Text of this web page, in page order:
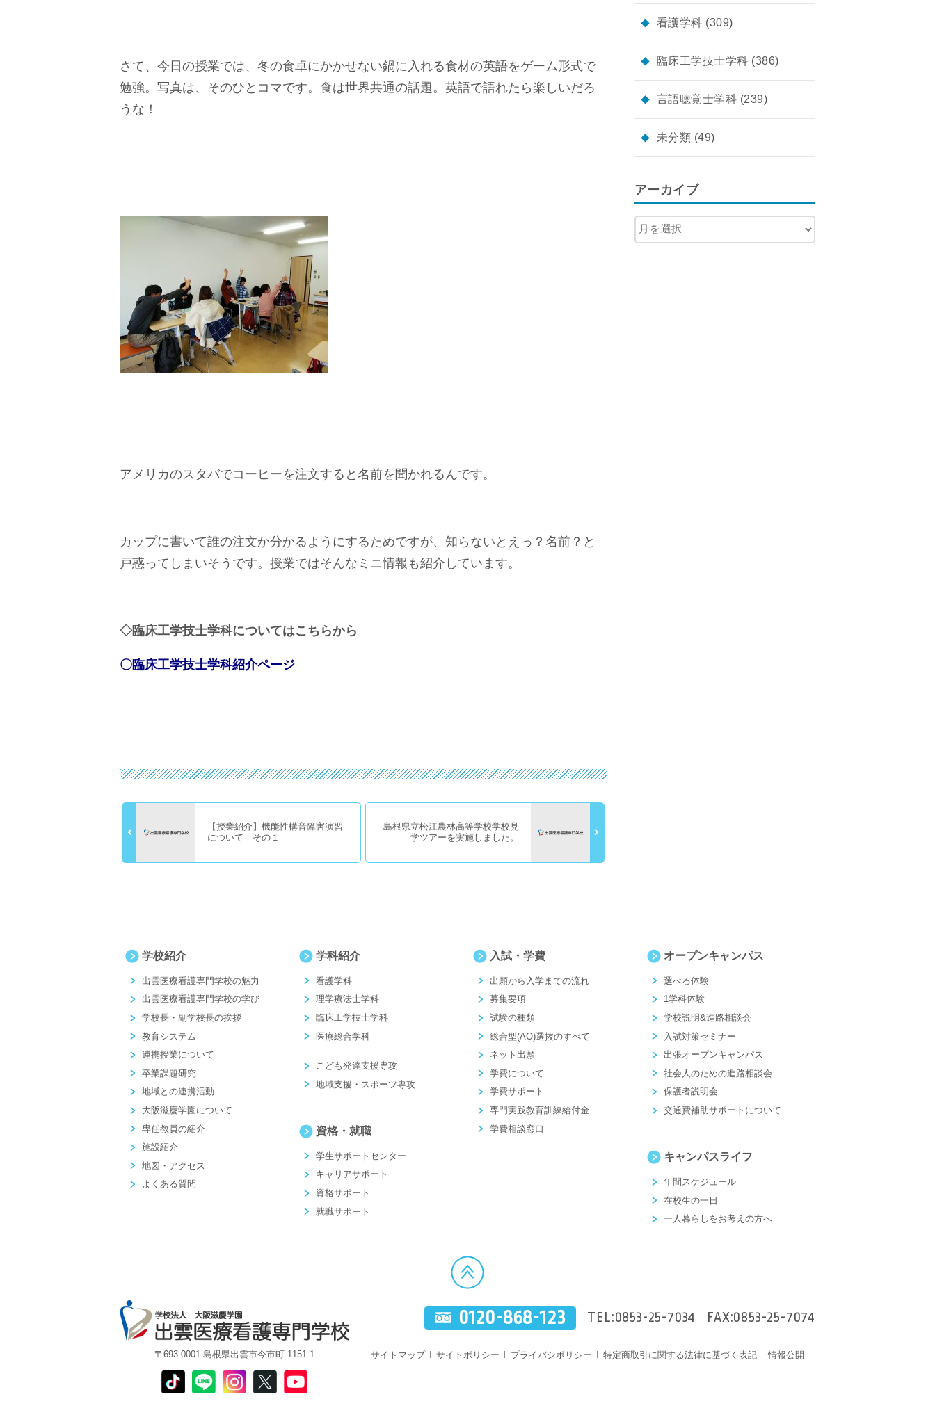
さて、今日の授業では、冬の食卓にかかせない鍋に入れる食材の英語をゲーム形式で
勉強。写真は、そのひとコマです。食は世界共通の話題。英語で語れたら楽しいだろ
うな！
アメリカのスタバでコーヒーを注文すると名前を聞かれるんです。
カップに書いて誰の注文か分かるようにするためですが、知らないとえっ？名前？と
戸惑ってしまいそうです。授業ではそんなミニ情報も紹介しています。
◇臨床工学技士学科についてはこちらから
〇臨床工学技士学科紹介ページ
【授業紹介】機能性構音障害演習
について その１
島根県立松江農林高等学校学校見
学ツアーを実施しました。
看護学科 (309)
臨床工学技士学科 (386)
言語聴覚士学科 (239)
未分類 (49)
アーカイブ
学校紹介
出雲医療看護専門学校の魅力
出雲医療看護専門学校の学び
学校長・副学校長の挨拶
教育システム
連携授業について
卒業課題研究
地域との連携活動
大阪滋慶学園について
専任教員の紹介
施設紹介
地図・アクセス
よくある質問
学科紹介
看護学科
理学療法士学科
臨床工学技士学科
医療総合学科
こども発達支援専攻
地域支援・スポーツ専攻
資格・就職
学生サポートセンター
キャリアサポート
資格サポート
就職サポート
入試・学費
出願から入学までの流れ
募集要項
試験の種類
総合型(AO)選抜のすべて
ネット出願
学費について
学費サポート
専門実践教育訓練給付金
学費相談窓口
オープンキャンパス
選べる体験
1学科体験
学校説明&進路相談会
入試対策セミナー
出張オープンキャンパス
社会人のための進路相談会
保護者説明会
交通費補助サポートについて
キャンパスライフ
年間スケジュール
在校生の一日
一人暮らしをお考えの方へ
〒693-0001 島根県出雲市今市町 1151-1
0120-868-123 TEL:0853-25-7034 FAX:0853-25-7074
サイトマップ サイトポリシー プライバシポリシー 特定商取引に関する法律に基づく表記 情報公開